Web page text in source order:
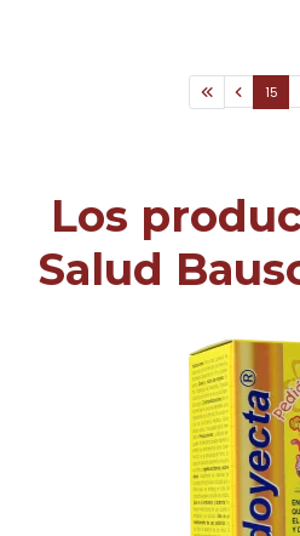
15
Los
Salud